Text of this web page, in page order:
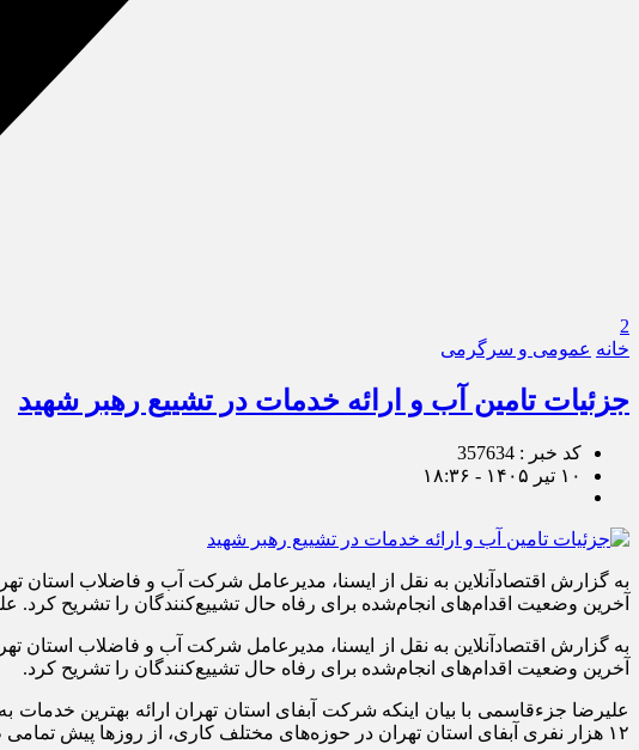
2
خانه عمومی و سرگرمی
جزئیات تامین آب و ارائه خدمات در تشییع رهبر شهید
کد خبر : 357634
۱۰ تیر ۱۴۰۵ - ۱۸:۳۶
به گزارش اقتصادآنلاین به نقل از ایسنا، مدیرعامل شرکت آب و فاضلاب استان
آخرین وضعیت اقدام‌های انجام‌شده برای رفاه حال تشییع‌کنندگان را تشریح
به گزارش اقتصادآنلاین به نقل از ایسنا، مدیرعامل شرکت آب و فاضلاب استان
آخرین وضعیت اقدام‌های انجام‌شده برای رفاه حال تشییع‌کنندگان را تشریح کرد.
علیرضا جزءقاسمی با بیان اینکه شرکت آبفای استان تهران ارائه بهترین
۱۲ هزار نفری آبفای استان تهران در حوزه‌های مختلف کاری، از روز‌ها پیش تمامی ظرفیت‌های اجرایی و فنی را برای رفاه حال تشییع‌کنندگان حاضر در این آیین باشکوه به‌کار گرفته‌اند.